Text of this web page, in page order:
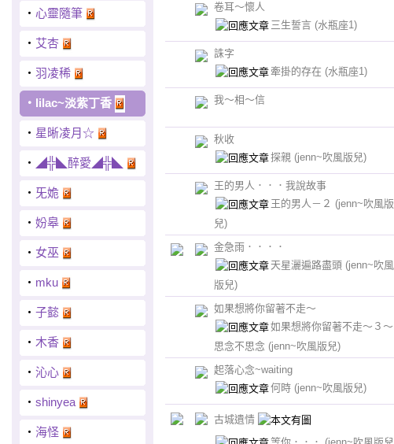
‧ 心靈隨筆
‧ 艾杏
‧ 羽凌稀
‧ lilac~淡紫丁香
‧ 星晰凌月☆
‧ ◢╬◣醉愛◢╬◣
‧ 旡姽
‧ 妢皋
‧ 女巫
‧ mku
‧ 子懿
‧ 木香
‧ 沁心
‧ shinyea
‧ 海怪
卷耳～懷人
三生誓言 (水瓶座1)
誅字
牽掛的存在 (水瓶座1)
我～相～信
秋收
探親 (jenn~吹風版兒)
王的男人．．．我說故事
王的男人－２ (jenn~吹風版
兒)
金急雨．．．．
天星灑遍路盡頭 (jenn~吹風
版兒)
如果想將你留著不走～
如果想將你留著不走～３～
思念不思念 (jenn~吹風版兒)
起落心念~waiting
何時 (jenn~吹風版兒)
古城遺情